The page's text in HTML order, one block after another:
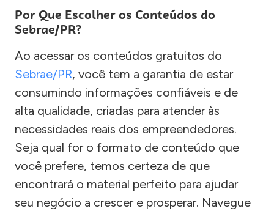
Por Que Escolher os Conteúdos do
Sebrae/PR?
Ao acessar os conteúdos gratuitos do
Sebrae/PR, você tem a garantia de estar
consumindo informações confiáveis e de
alta qualidade, criadas para atender às
necessidades reais dos empreendedores.
Seja qual for o formato de conteúdo que
você prefere, temos certeza de que
encontrará o material perfeito para ajudar
seu negócio a crescer e prosperar. Navegue